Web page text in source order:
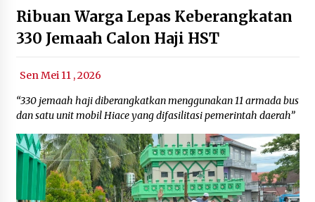
Ribuan Warga Lepas Keberangkatan
330 Jemaah Calon Haji HST
Sen Mei 11 , 2026
“330 jemaah haji diberangkatkan menggunakan 11 armada bus
dan satu unit mobil Hiace yang difasilitasi pemerintah daerah”